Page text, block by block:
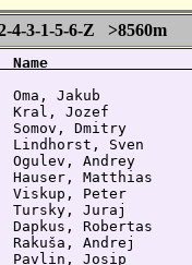
3-1-5-6-Z >8560m
Name
Oma, Jakub
Kral, Jozef
Somov, Dmitry
Lindhorst, Sven
Ogulev, Andrey
Hauser, Matthias
Viskup, Peter
Tursky, Juraj
Dapkus, Robertas
Rakuša, Andrej
Pavlin, Josip